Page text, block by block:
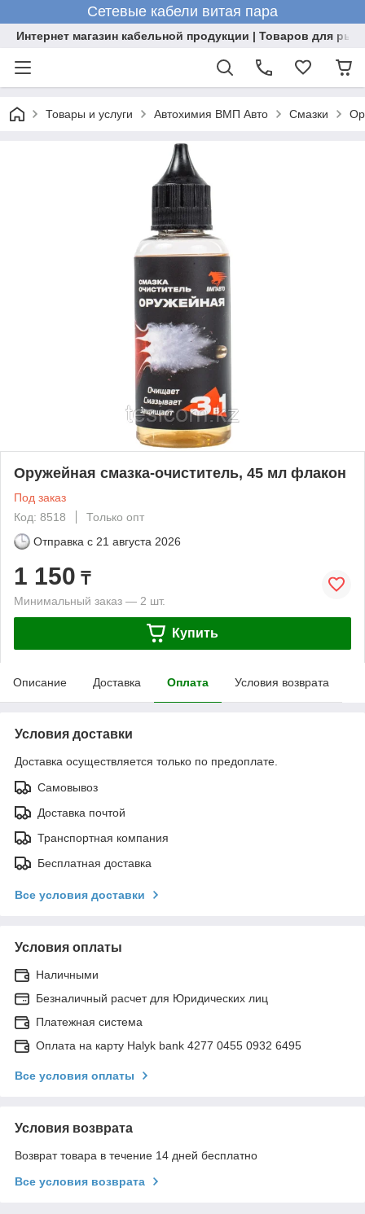
Сетевые кабели витая пара
Интернет магазин кабельной продукции | Товаров для
Товары и услуги Автохимия ВМП Авто Смазки
Оружейная смазка-очиститель, 45 мл флакон
Под заказ
Код: 8518
Только опт
Отправка с 21 августа 2026
1 150 ₸
Минимальный заказ — 2 шт.
Купить
Описание Доставка Оплата Условия возврата
Условия доставки
Доставка осуществляется только по предоплате.
Самовывоз
Доставка почтой
Транспортная компания
Бесплатная доставка
Все условия доставки
Условия оплаты
Наличными
Безналичный расчет для Юридических лиц
Платежная система
Оплата на карту Halyk bank 4277 0455 0932 6495
Все условия оплаты
Условия возврата
Возврат товара в течение 14 дней бесплатно
Все условия возврата